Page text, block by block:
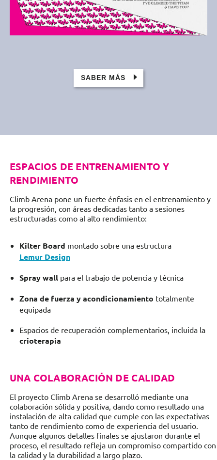
SABER MÁS
ESPACIOS DE ENTRENAMIENTO Y
RENDIMIENTO
Climb Arena pone un fuerte énfasis en el entrenamiento y
la progresión, con áreas dedicadas tanto a sesiones
estructuradas como al alto rendimiento:
Kilter Board montado sobre una estructura
Lemur Design
Spray wall para el trabajo de potencia y técnica
Zona de fuerza y acondicionamiento totalmente
equipada
Espacios de recuperación complementarios, incluida la
crioterapia
UNA COLABORACIÓN DE CALIDAD
El proyecto Climb Arena se desarrolló mediante una
colaboración sólida y positiva, dando como resultado una
instalación de alta calidad que cumple con las expectativas
tanto de rendimiento como de experiencia del usuario.
Aunque algunos detalles finales se ajustaron durante el
proceso, el resultado refleja un compromiso compartido con
la calidad y la durabilidad a largo plazo.